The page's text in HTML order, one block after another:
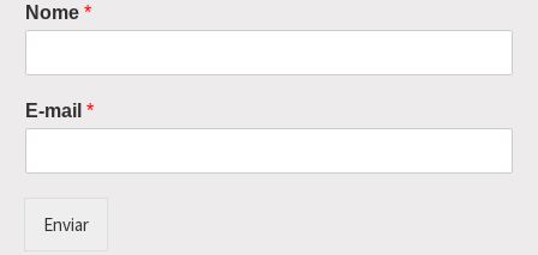
Nome *
E-mail *
Enviar